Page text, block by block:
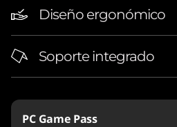
Diseño ergonómico
Soporte integrado
PC Game Pass